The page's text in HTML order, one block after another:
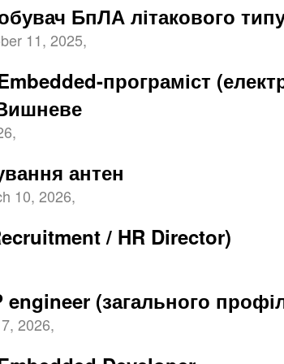
БпЛА літакового
11, 2025,
програміст
антен
10, 2026,
/ HR Director)
engineer (загального
2026,